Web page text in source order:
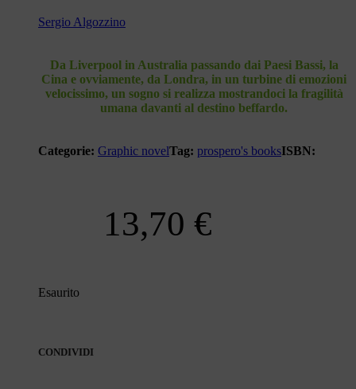
Sergio Algozzino
Da Liverpool in Australia passando dai Paesi Bassi, la
Cina e ovviamente, da Londra, in un turbine di emozioni
velocissimo, un sogno si realizza mostrandoci la fragilità
umana davanti al destino beffardo.
Categorie: Graphic novelTag: prospero's booksISBN:
13,70 €
Esaurito
CONDIVIDI